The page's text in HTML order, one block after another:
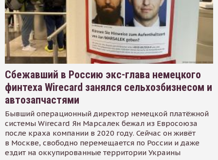
Сбежавший в Россию экс-глава немецкого
финтеха Wirecard занялся сельхозбизнесом и
автозапчастями
Бывший операционный директор немецкой платёжной
системы Wirecard Ян Марсалек бежал из Евросоюза
после краха компании в 2020 году. Сейчас он живёт
в Москве, свободно перемещается по России и даже
ездит на оккупированные территории Украины